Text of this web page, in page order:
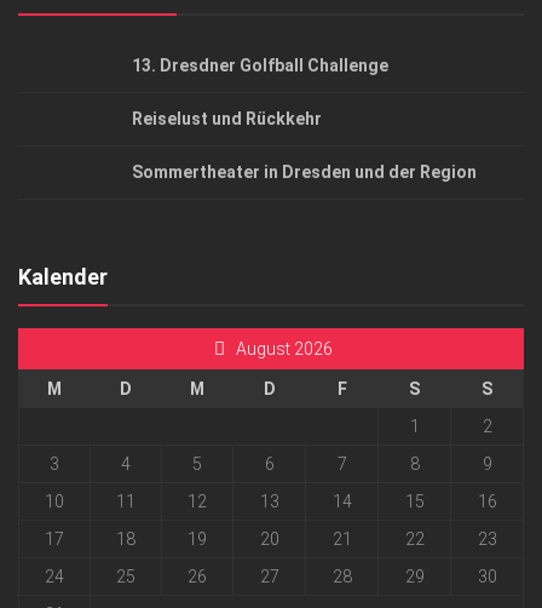
13. Dresdner Golfball Challenge
Reiselust und Rückkehr
Sommertheater in Dresden und der Region
Kalender
August 2026
M D M D F S
S
1
2
3
4 5 6 7 8
9
10
11 12 13 14 15
16
17
18 19 20 21 22
23
24
25 26 27 28 29
30